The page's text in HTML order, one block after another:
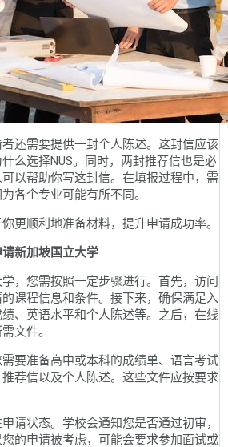
需要提供一封个人陈述。这封信应该
么选择NUS。同时，两封推荐信也是必
以帮助你写这封信。在填报过程中，需
各个专业可能有所不同。
顺利地准备材料，提升申请成功率。
新加坡国立大学
您需按照一定步骤进行。首先，访问
课程信息和条件。接下来，确保满足入
、英语水平和个人陈述等。之后，在线
文件。
准备高中或本科的成绩单、语言考试
荐信以及个人陈述。这些文件应按要求
状态。学校会通知您是否通过初审，
的申请被考虑，可能会要求参加面试或